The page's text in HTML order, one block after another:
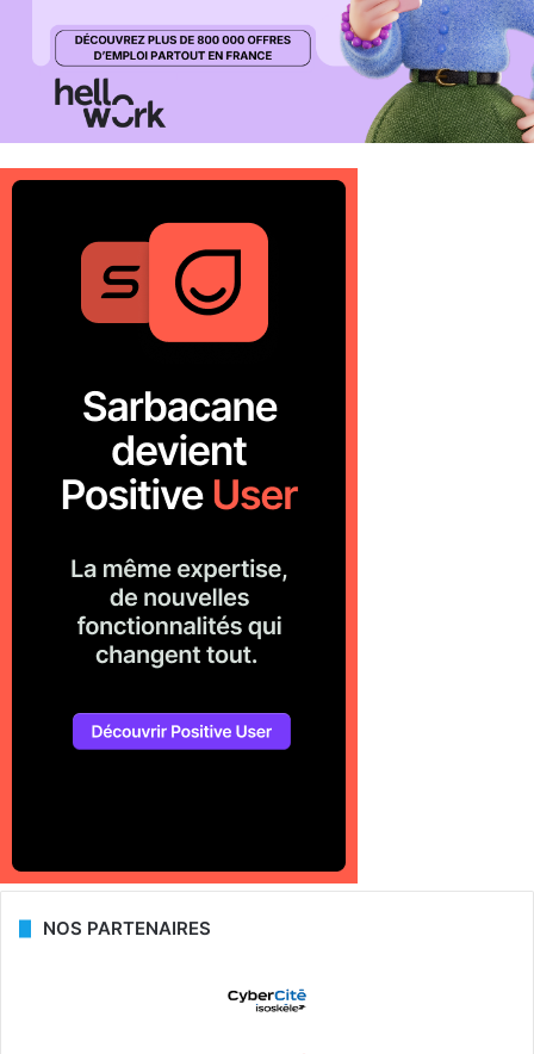
NOS PARTENAIRES